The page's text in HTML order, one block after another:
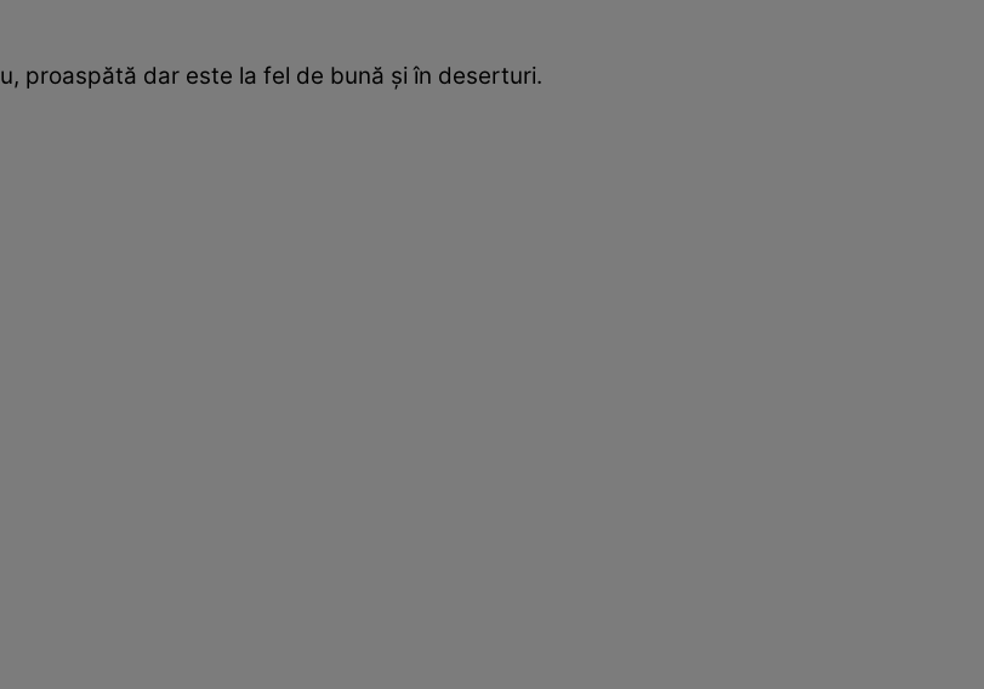
proaspătă dar este la fel de bună și în deserturi.